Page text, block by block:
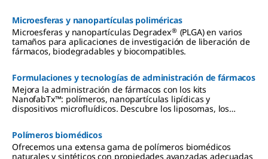
Microesferas y nanopartículas poliméricas
Microesferas y nanopartículas Degradex® (PLGA) en varios
tamaños para aplicaciones de investigación de liberación de
fármacos, biodegradables y biocompatibles.
Formulaciones y tecnologías de administración de fármacos
Mejora la administración de fármacos con los kits
NanofabTx™: polímeros, nanopartículas lipídicas y
dispositivos microfluídicos. Descubre los liposomas, los
Polímeros biomédicos
Ofrecemos una extensa gama de polímeros biomédicos
naturales y sintéticos con propiedades avanzadas adecuadas